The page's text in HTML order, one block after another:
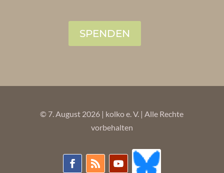
SPENDEN
© 7. August 2026 | kolko e. V. | Alle Rechte
vorbehalten